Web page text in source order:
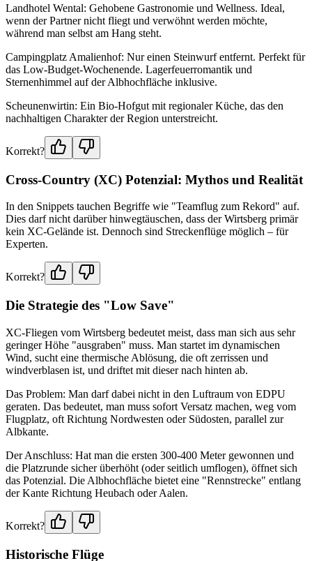
Landhotel Wental: Gehobene Gastronomie und Wellness. Ideal,
wenn der Partner nicht fliegt und verwöhnt werden möchte,
während man selbst am Hang steht.
Campingplatz Amalienhof: Nur einen Steinwurf entfernt. Perfekt für
das Low-Budget-Wochenende. Lagerfeuerromantik und
Sternenhimmel auf der Albhochfläche inklusive.
Scheunenwirtin: Ein Bio-Hofgut mit regionaler Küche, das den
nachhaltigen Charakter der Region unterstreicht.
Korrekt?
Cross-Country (XC) Potenzial: Mythos und Realität
In den Snippets tauchen Begriffe wie "Teamflug zum Rekord" auf.
Dies darf nicht darüber hinwegtäuschen, dass der Wirtsberg primär
kein XC-Gelände ist. Dennoch sind Streckenflüge möglich – für
Experten.
Korrekt?
Die Strategie des "Low Save"
XC-Fliegen vom Wirtsberg bedeutet meist, dass man sich aus sehr
geringer Höhe "ausgraben" muss. Man startet im dynamischen
Wind, sucht eine thermische Ablösung, die oft zerrissen und
windverblasen ist, und driftet mit dieser nach hinten ab.
Das Problem: Man darf dabei nicht in den Luftraum von EDPU
geraten. Das bedeutet, man muss sofort Versatz machen, weg vom
Flugplatz, oft Richtung Nordwesten oder Südosten, parallel zur
Albkante.
Der Anschluss: Hat man die ersten 300-400 Meter gewonnen und
die Platzrunde sicher überhöht (oder seitlich umflogen), öffnet sich
das Potenzial. Die Albhochfläche bietet eine "Rennstrecke" entlang
der Kante Richtung Heubach oder Aalen.
Korrekt?
Historische Flüge